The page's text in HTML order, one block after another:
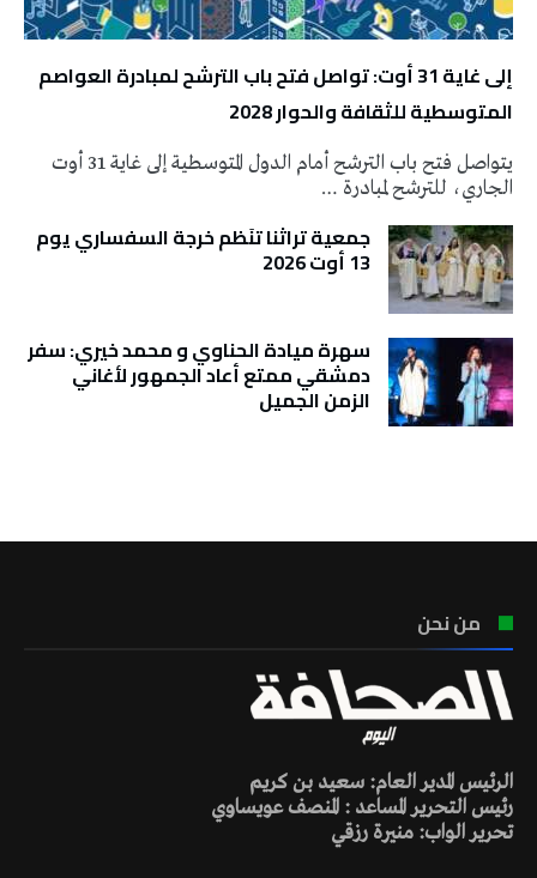
إلى غاية 31 أوت: تواصل فتح باب الترشح لمبادرة العواصم
المتوسطية للثقافة والحوار 2028
يتواصل فتح باب الترشح أمام الدول المتوسطية إلى غاية 31 أوت
الجاري، للترشح لمبادرة …
جمعية تراثنا تنَظم خرجة السفساري يوم
13 أوت 2026
سهرة ميادة الحناوي و محمد خيري: سفر
دمشقي ممتع أعاد الجمهور لأغاني
الزمن الجميل
من نحن
الرئيس المدير العام: سعيد بن كريم
رئيس التحرير المساعد : المنصف عويساوي
تحرير الواب: منيرة رزقي